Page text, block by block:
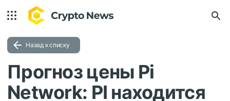
Назад к списку
Прогноз цены Pi
Network: PI находится